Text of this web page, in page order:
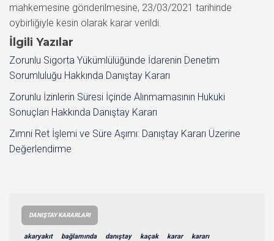
mahkemesine gönderilmesine, 23/03/2021 tarihinde
oybirliğiyle kesin olarak karar verildi.
İlgili Yazılar
Zorunlu Sigorta Yükümlülüğünde İdarenin Denetim
Sorumluluğu Hakkında Danıştay Kararı
Zorunlu İzinlerin Süresi İçinde Alınmamasının Hukuki
Sonuçları Hakkında Danıştay Kararı
Zımni Ret İşlemi ve Süre Aşımı: Danıştay Kararı Üzerine
Değerlendirme
DANIŞTAY KARARLARI
akaryakıt bağlamında danıştay kaçak karar kararı